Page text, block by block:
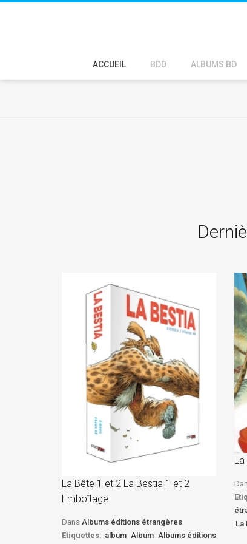
ACCUEIL BDD ALBUMS BD
La Bête 1 et 2 La Bestia 1 et 2
Emboîtage
Dans Albums éditions étrangères
Etiquettes: album Album Albums éditions
La